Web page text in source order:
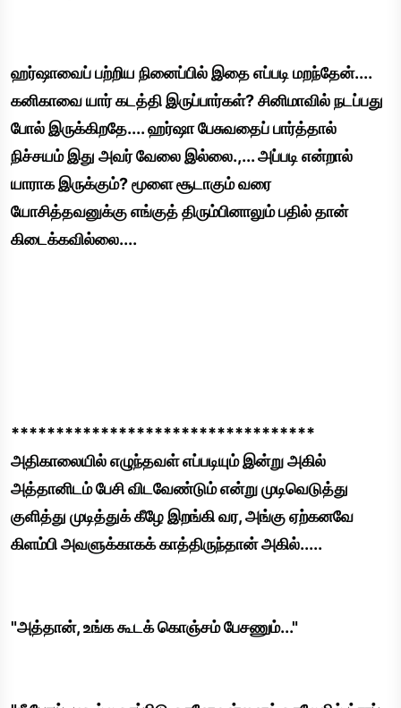
ஹர்ஷாவைப் பற்றிய நினைப்பில் இதை எப்படி மறந்தேன்....
கனிகாவை யார் கடத்தி இருப்பார்கள்? சினிமாவில் நடப்பது
போல் இருக்கிறதே.... ஹர்ஷா பேசுவதைப் பார்த்தால்
நிச்சயம் இது அவர் வேலை இல்லை.,... அப்படி என்றால்
யாராக இருக்கும்? மூளை சூடாகும் வரை
யோசித்தவனுக்கு எங்குத் திரும்பினாலும் பதில் தான்
கிடைக்கவில்லை....
**********************************
அதிகாலையில் எழுந்தவள் எப்படியும் இன்று அகில்
அத்தானிடம் பேசி விடவேண்டும் என்று முடிவெடுத்து
குளித்து முடித்துக் கீழே இறங்கி வர, அங்கு ஏற்கனவே
கிளம்பி அவளுக்காகக் காத்திருந்தான் அகில்.....
"அத்தான், உங்க கூடக் கொஞ்சம் பேசணும்..."